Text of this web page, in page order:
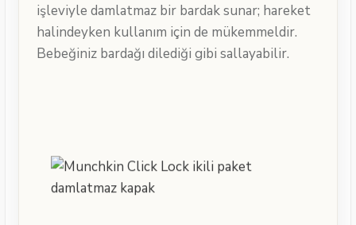
işleviyle damlatmaz bir bardak sunar; hareket
halindeyken kullanım için de mükemmeldir.
Bebeğiniz bardağı dilediği gibi sallayabilir.